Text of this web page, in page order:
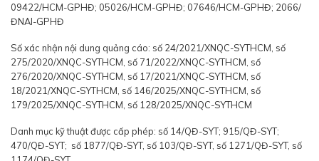
09422/HCM-GPHĐ; 05026/HCM-GPHĐ; 07646/HCM-GPHĐ; 2066/
ĐNAI-GPHĐ
Số xác nhận nội dung quảng cáo: số 24/2021/XNQC-SYTHCM, số
275/2020/XNQC-SYTHCM, số 71/2022/XNQC-SYTHCM, số
276/2020/XNQC-SYTHCM, số 17/2021/XNQC-SYTHCM, số
18/2021/XNQC-SYTHCM, số 146/2025/XNQC-SYTHCM, số
179/2025/XNQC-SYTHCM, số 128/2025/XNQC-SYTHCM
Danh mục kỹ thuật được cấp phép: số 14/QĐ-SYT; 915/QĐ-SYT;
470/QĐ-SYT; số 1877/QĐ-SYT, số 103/QĐ-SYT, số 1271/QĐ-SYT, số